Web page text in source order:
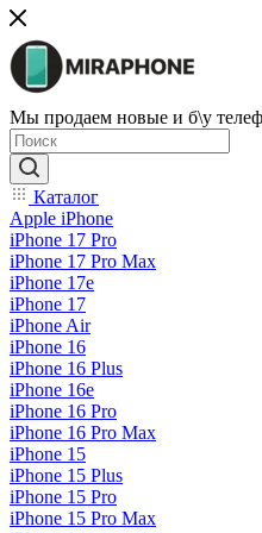
Мы продаем новые и б\у
Каталог
Apple iPhone
iPhone 17 Pro
iPhone 17 Pro Max
iPhone 17e
iPhone 17
iPhone Air
iPhone 16
iPhone 16 Plus
iPhone 16e
iPhone 16 Pro
iPhone 16 Pro Max
iPhone 15
iPhone 15 Plus
iPhone 15 Pro
iPhone 15 Pro Max